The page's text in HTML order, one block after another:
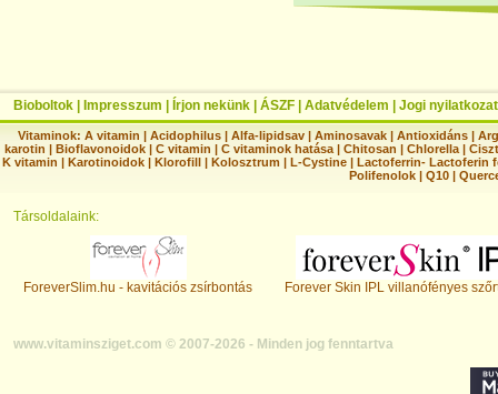
Bioboltok Impresszum Írjon nekünk ÁSZF Adatvédelem Jogi nyilatkozat
Vitaminok: A vitamin |Acidophilus |Alfa-lipidsav |Aminosavak |Antioxidáns |
karotin | Bioflavonoidok | C vitamin | C vitaminok hatása | Chitosan | Chlorella |
K vitamin | Karotinoidok | Klorofill | Kolosztrum | L-Cystine | Lactoferrin- Lactoferin
Polifenolok |Q10 |
Társoldalaink:
ForeverSlim.hu - kavitációs zsírbontás Forever Skin IPL villanófényes
www.vitaminsziget.com © 2007-2026 - Minden jog fenntartva